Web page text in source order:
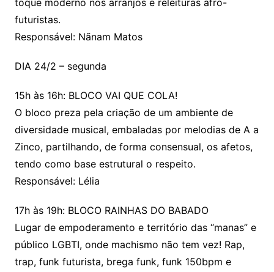
toque moderno nos arranjos e releituras afro-
futuristas.
Responsável: Nãnam Matos
DIA 24/2 – segunda
15h às 16h: BLOCO VAI QUE COLA!
O bloco preza pela criação de um ambiente de
diversidade musical, embaladas por melodias de A a
Zinco, partilhando, de forma consensual, os afetos,
tendo como base estrutural o respeito.
Responsável: Lélia
17h às 19h: BLOCO RAINHAS DO BABADO
Lugar de empoderamento e território das “manas” e
público LGBTI, onde machismo não tem vez! Rap,
trap, funk futurista, brega funk, funk 150bpm e